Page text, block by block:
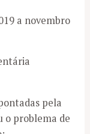
a novembro
pela
o problema de